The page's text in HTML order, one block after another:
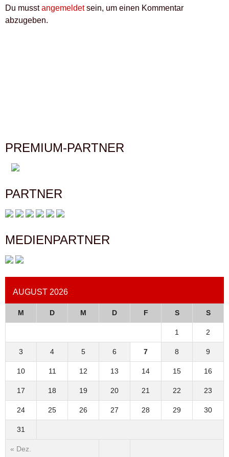
Du musstangemeldetsein, um einen Kommentar
abzugeben.
PREMIUM-PARTNER
PARTNER
MEDIENPARTNER
AUGUST 2026
M D M D F S S
« Dez.
1 2
3 4 5 6 7 8 9
10 11 12 13 14 15 16
17 18 19 20 21 22 23
24 25 26 27 28 29 30
31